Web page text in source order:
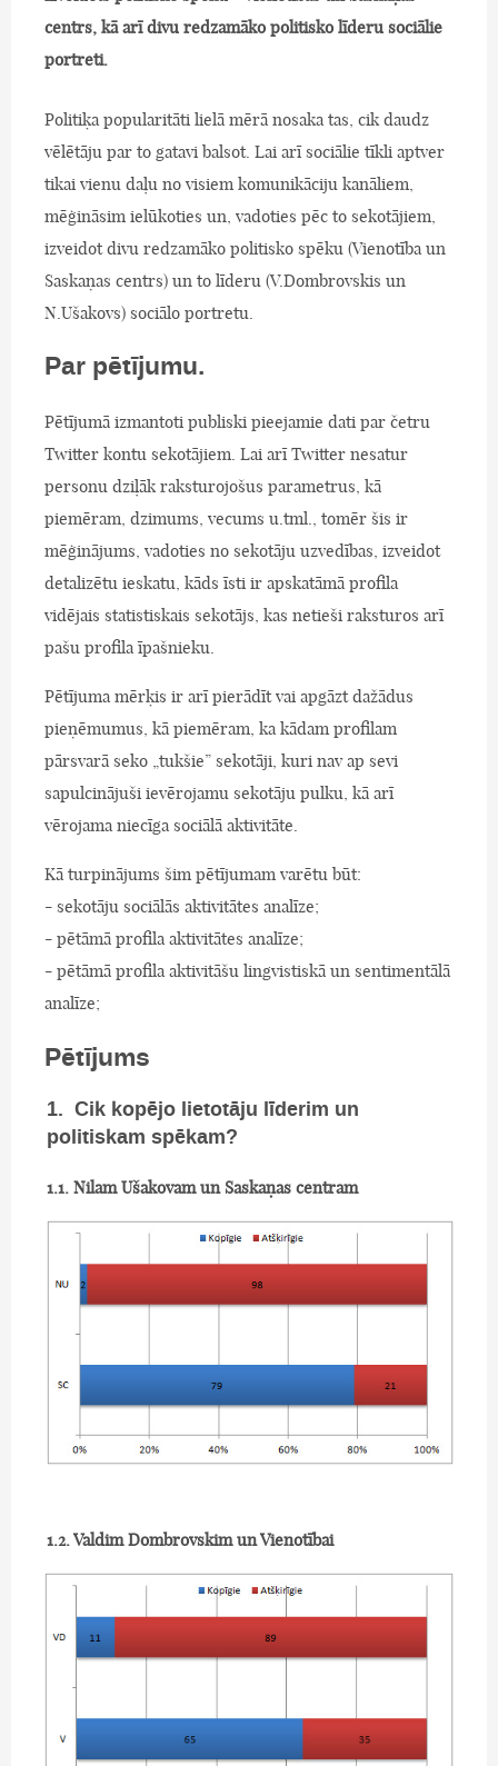
centrs, kā arī divu redzamāko politisko līderu sociālie
portreti.
Politiķa popularitāti lielā mērā nosaka tas, cik daudz
vēlētāju par to gatavi balsot. Lai arī sociālie tīkli aptver
tikai vienu daļu no visiem komunikāciju kanāliem,
mēģināsim ielūkoties un, vadoties pēc to sekotājiem,
izveidot divu redzamāko politisko spēku (Vienotība un
Saskaņas centrs) un to līderu (V.Dombrovskis un
N.Ušakovs) sociālo portretu.
Par pētījumu.
Pētījumā izmantoti publiski pieejamie dati par četru
Twitter kontu sekotājiem. Lai arī Twitter nesatur
personu dziļāk raksturojošus parametrus, kā
piemēram, dzimums, vecums u.tml., tomēr šis ir
mēģinājums, vadoties no sekotāju uzvedības, izveidot
detalizētu ieskatu, kāds īsti ir apskatāmā profila
vidējais statistiskais sekotājs, kas netieši raksturos arī
pašu profila īpašnieku.
Pētījuma mērķis ir arī pierādīt vai apgāzt dažādus
pieņēmumus, kā piemēram, ka kādam profilam
pārsvarā seko „tukšie” sekotāji, kuri nav ap sevi
sapulcinājuši ievērojamu sekotāju pulku, kā arī
vērojama niecīga sociālā aktivitāte.
Kā turpinājums šim pētījumam varētu būt:
- sekotāju sociālās aktivitātes analīze;
- pētāmā profila aktivitātes analīze;
- pētāmā profila aktivitāšu lingvistiskā un sentimentālā
analīze;
Pētījums
1. Cik kopējo lietotāju līderim un
politiskam spēkam?
1.1. Nilam Ušakovam un Saskaņas centram
1.2. Valdim Dombrovskim un Vienotībai